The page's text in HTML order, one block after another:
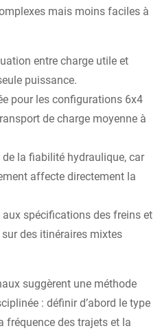
mais moins faciles à
entre charge utile et
puissance.
pour les configurations 6x4
de charge moyenne à
la fiabilité hydraulique, car
affecte directement la
spécifications des freins et
des itinéraires mixtes
suggèrent une méthode
: définir d’abord le type
fréquence des trajets et la